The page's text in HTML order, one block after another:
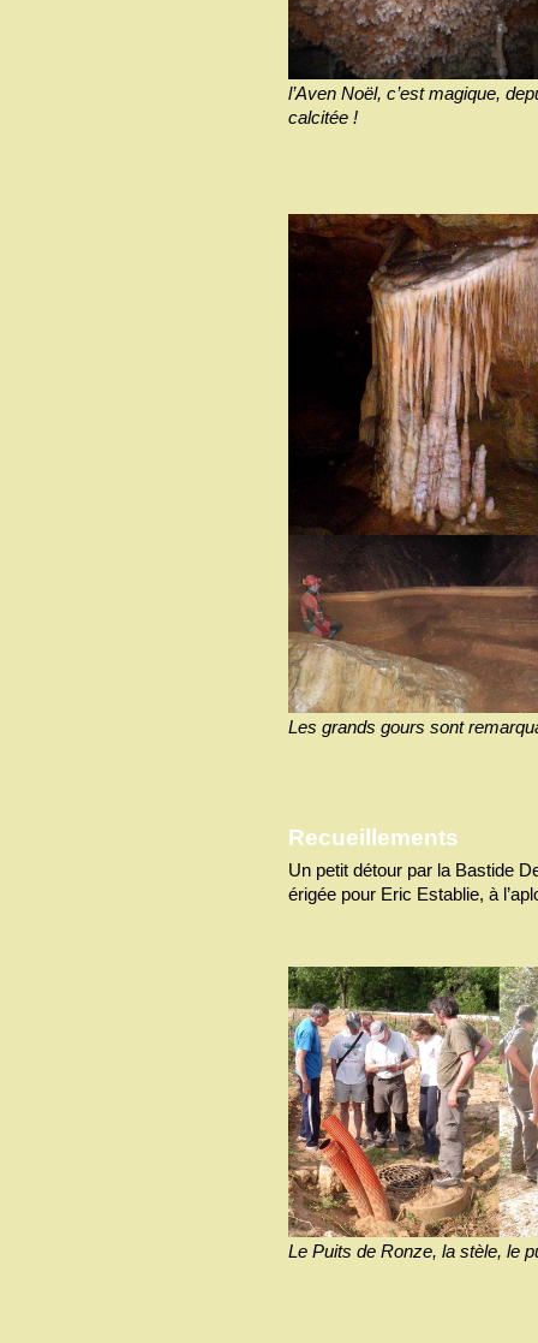
l’Aven Noël, c’est magique,
calcitée !
Les grands gours sont
Recueillements
Un petit détour par la Bastide
érigée pour Eric Establie, à
Le Puits de Ronze, la stèle, le